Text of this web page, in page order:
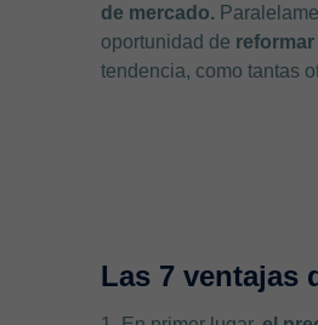
de mercado.
oportunidad de
tendencia, como tantas
Las 7 ventajas